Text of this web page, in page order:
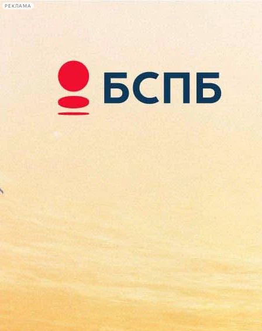
РЕКЛАМА
Сегодня:
2026.08.08
21:39
Афиша Plus
Dead Can Dance выпустят
новый альбом. Его могут
презентовать в Петербурге